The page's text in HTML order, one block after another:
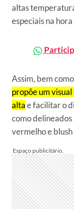
altas
especiais na
Assim, bem
propõe um
altae facilitar o
como
vermelho e